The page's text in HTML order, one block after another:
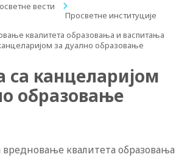
вести
/
Просветне институције
квалитета образовања и васпитања
за дуално образовање
канцеларијом
образовање
вредновање квалитета образовања